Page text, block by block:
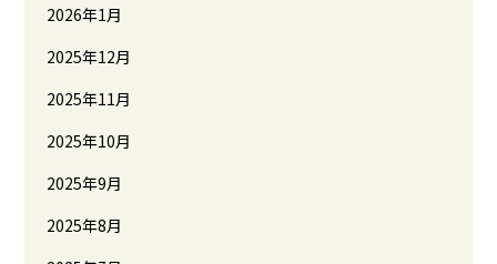
2026年1月
2025年12月
2025年11月
2025年10月
2025年9月
2025年8月